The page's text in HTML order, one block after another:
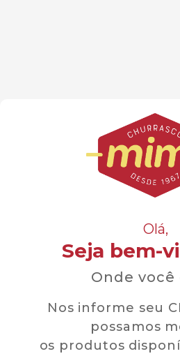
Olá,
Seja bem-
Onde você
Nos informe seu
possamos
os produtos